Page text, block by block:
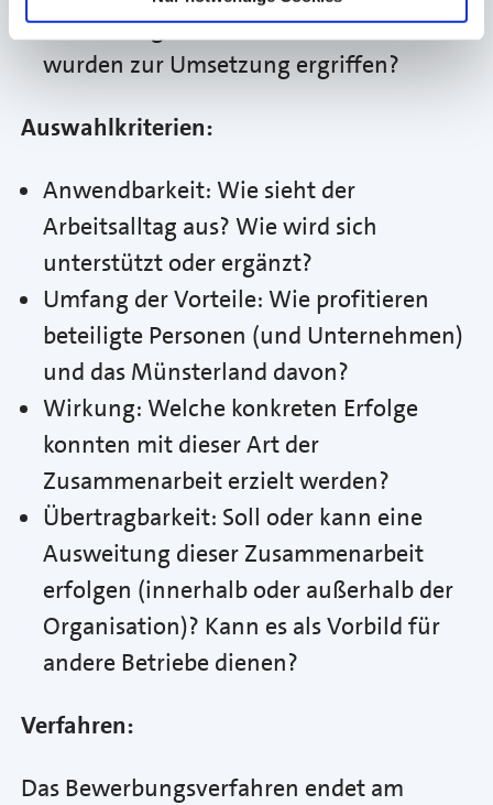
Umsetzung: Welche Maßnahmen
wurden zur Umsetzung ergriffen?
Auswahlkriterien:
Anwendbarkeit: Wie sieht der
Arbeitsalltag aus? Wie wird sich
unterstützt oder ergänzt?
Umfang der Vorteile: Wie profitieren
beteiligte Personen (und Unternehmen)
und das Münsterland davon?
Wirkung: Welche konkreten Erfolge
konnten mit dieser Art der
Zusammenarbeit erzielt werden?
Übertragbarkeit: Soll oder kann eine
Ausweitung dieser Zusammenarbeit
erfolgen (innerhalb oder außerhalb der
Organisation)? Kann es als Vorbild für
andere Betriebe dienen?
Verfahren:
Das Bewerbungsverfahren endet am